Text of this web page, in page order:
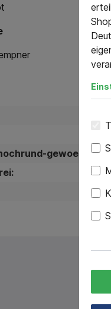
gewoelbt: